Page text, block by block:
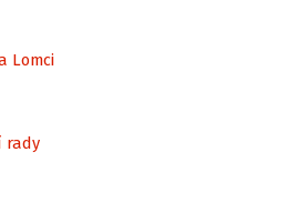
Lomci
rady